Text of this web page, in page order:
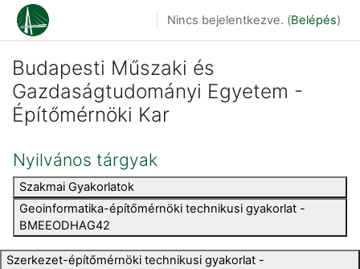
Tovább a fő tartalomhoz
Nincs bejelentkezve. (Belépés)
Budapesti Műszaki és
Gazdaságtudományi Egyetem -
Építőmérnöki Kar
Nyilvános tárgyak
Szakmai Gyakorlatok
Geoinformatika-építőmérnöki technikusi gyakorlat -
BMEEODHAG42
Szerkezet-építőmérnöki technikusi gyakorlat -